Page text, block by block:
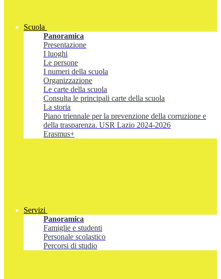
Scuola
Panoramica
Presentazione
I luoghi
Le persone
I numeri della scuola
Organizzazione
Le carte della scuola
Consulta le principali carte della scuola
La storia
Piano triennale per la prevenzione della corruzione e
della trasparenza. USR Lazio 2024-2026
Erasmus+
Servizi
Panoramica
Famiglie e studenti
Personale scolastico
Percorsi di studio